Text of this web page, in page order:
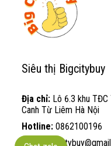
Siêu thị Bigcitybuy
Email:
Địa chỉ: Lô 6.3 khu
Canh Từ Liêm Hà Nội
Hotline: 0862100196